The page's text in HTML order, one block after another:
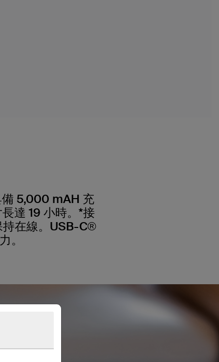
5,000 mAH 充
達 19 小時。*接
持在線。USB-C®
。